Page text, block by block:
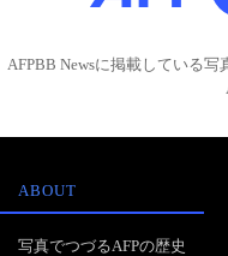
AFPBB Newsに掲載している
ABOUT
写真でつづるAFPの歴史